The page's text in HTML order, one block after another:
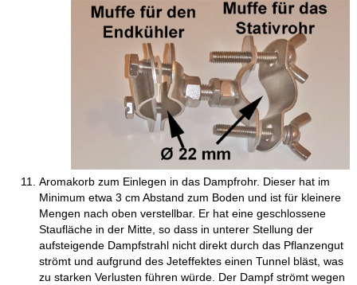
Aromakorb zum Einlegen in das Dampfrohr. Dieser hat im
Minimum etwa 3 cm Abstand zum Boden und ist für kleinere
Mengen nach oben verstellbar. Er hat eine geschlossene
Staufläche in der Mitte, so dass in unterer Stellung der
aufsteigende Dampfstrahl nicht direkt durch das Pflanzengut
strömt und aufgrund des Jeteffektes einen Tunnel bläst, was
zu starken Verlusten führen würde. Der Dampf strömt wegen